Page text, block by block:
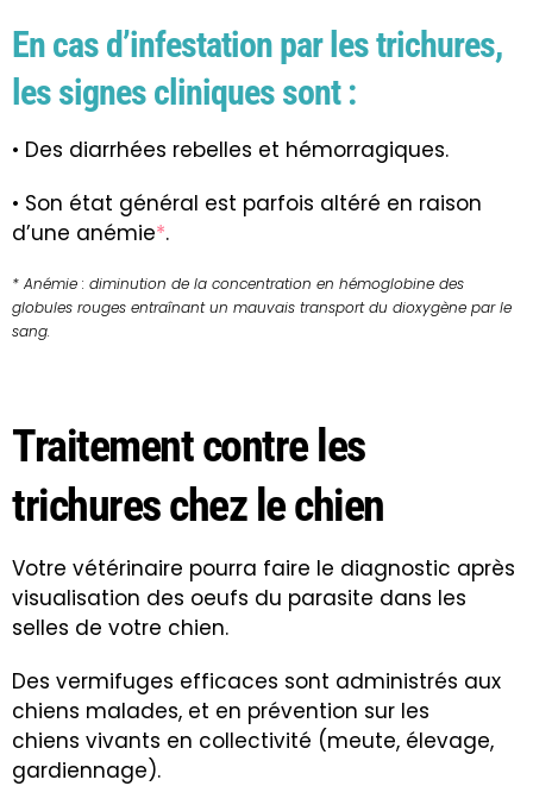
En cas d’infestation par les trichures,
les signes cliniques sont :
• Des diarrhées rebelles et hémorragiques.
• Son état général est parfois altéré en raison
d’une anémie*.
* Anémie : diminution de la concentration en hémoglobine des
globules rouges entraînant un mauvais transport du dioxygène par le
sang.
Traitement contre les
trichures chez le chien
Votre vétérinaire pourra faire le diagnostic après
visualisation des oeufs du parasite dans les
selles de votre chien.
Des vermifuges efficaces sont administrés aux
chiens malades, et en prévention sur les
chiens vivants en collectivité (meute, élevage,
gardiennage).